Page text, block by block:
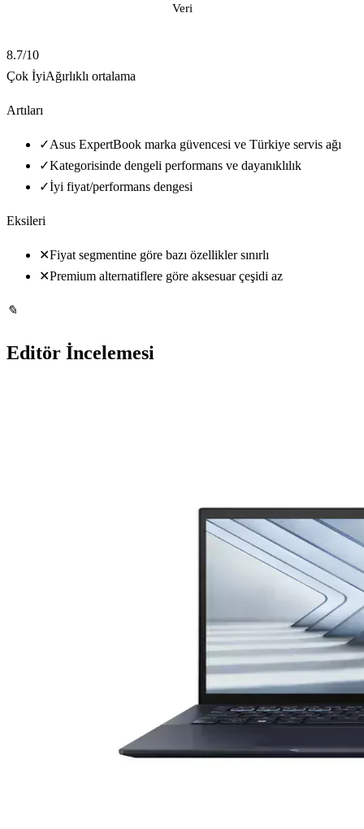
Veri
8.7/10
Çok İyiAğırlıklı ortalama
Artıları
✓Asus ExpertBook marka güvencesi ve Türkiye servis ağı
✓Kategorisinde dengeli performans ve dayanıklılık
✓İyi fiyat/performans dengesi
Eksileri
✕Fiyat segmentine göre bazı özellikler sınırlı
✕Premium alternatiflere göre aksesuar çeşidi az
✎
Editör İncelemesi